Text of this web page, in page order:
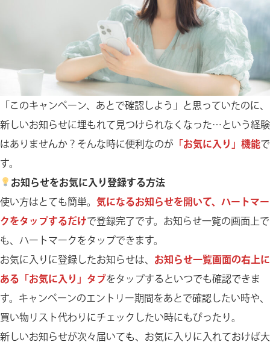
「このキャンペーン、あとで確認しよう」と思っていたのに、
新しいお知らせに埋もれて見つけられなくなった…という経験
はありませんか？そんな時に便利なのが 「お気に入り」機能で
す。
お知らせをお気に入り登録する方法
使い方はとても簡単。 気になるお知らせを開いて、ハートマー
クをタップするだけで登録完了です。お知らせ一覧の画面上で
も、ハートマークをタップできます。
お気に入りに登録したお知らせは、 お知らせ一覧画面の右上に
ある「お気に入り」タブをタップするといつでも確認できま
す。キャンペーンのエントリー期間をあとで確認したい時や、
買い物リスト代わりにチェックしたい時にもぴったり。
新しいお知らせが次々届いても、お気に入りに入れておけば大